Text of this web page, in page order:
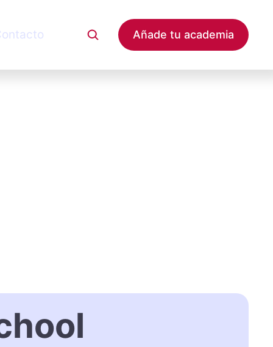
Añade tu academia